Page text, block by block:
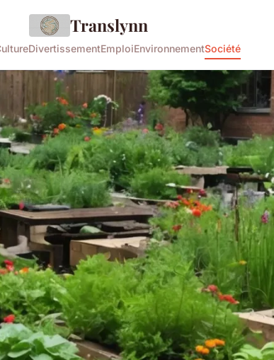
Translynn
DivertissementEmploiEnvironnementSociété